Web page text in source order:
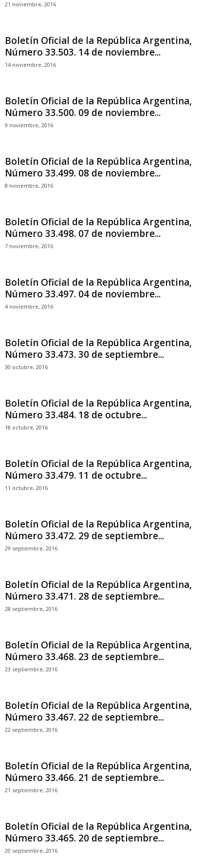
21 noviembre, 2016
Boletín Oficial de la República Argentina,
Número 33.503. 14 de noviembre...
14 noviembre, 2016
Boletín Oficial de la República Argentina,
Número 33.500. 09 de noviembre...
9 noviembre, 2016
Boletín Oficial de la República Argentina,
Número 33.499. 08 de noviembre...
8 noviembre, 2016
Boletín Oficial de la República Argentina,
Número 33.498. 07 de noviembre...
7 noviembre, 2016
Boletín Oficial de la República Argentina,
Número 33.497. 04 de noviembre...
4 noviembre, 2016
Boletín Oficial de la República Argentina,
Número 33.473. 30 de septiembre...
30 octubre, 2016
Boletín Oficial de la República Argentina,
Número 33.484. 18 de octubre...
18 octubre, 2016
Boletín Oficial de la República Argentina,
Número 33.479. 11 de octubre...
11 octubre, 2016
Boletín Oficial de la República Argentina,
Número 33.472. 29 de septiembre...
29 septiembre, 2016
Boletín Oficial de la República Argentina,
Número 33.471. 28 de septiembre...
28 septiembre, 2016
Boletín Oficial de la República Argentina,
Número 33.468. 23 de septiembre...
23 septiembre, 2016
Boletín Oficial de la República Argentina,
Número 33.467. 22 de septiembre...
22 septiembre, 2016
Boletín Oficial de la República Argentina,
Número 33.466. 21 de septiembre...
21 septiembre, 2016
Boletín Oficial de la República Argentina,
Número 33.465. 20 de septiembre...
20 septiembre, 2016